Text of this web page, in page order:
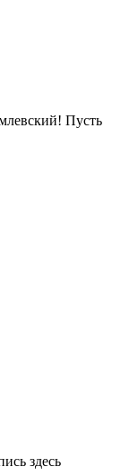
Пусть
здесь